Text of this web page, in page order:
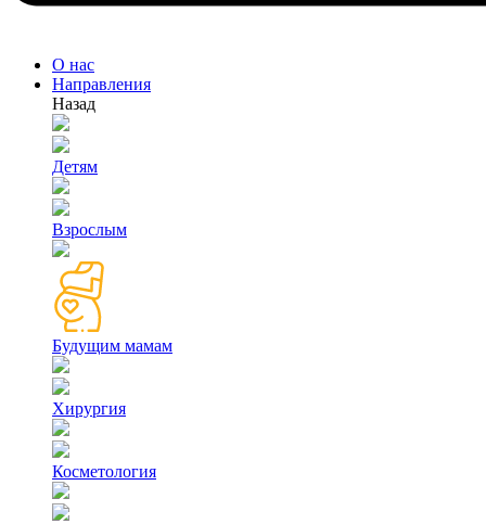
О нас
Направления
Назад
Детям
Взрослым
Будущим мамам
Хирургия
Косметология